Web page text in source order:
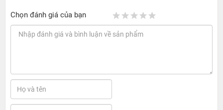
Chọn đánh giá của bạn